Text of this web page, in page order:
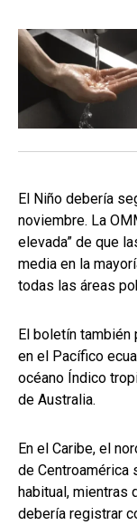
El Niño debería
noviembre. La
elevada” de que
media en la
todas las áreas
El boletín
en el Pacífico
océano Índico
de Australia.
En el Caribe, el
de Centroamérica
habitual, mientras
debería registrar